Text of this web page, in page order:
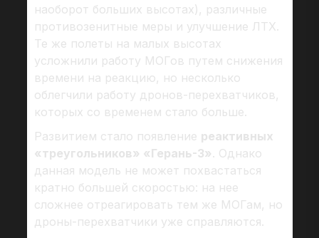
наоборот больших высотах), различные
противозенитные меры и улучшение ЛТХ.
Те же полеты на малых высотах
усложнили работу МОГов путем снижения
времени на реакцию, но несколько
облегчили работу дронов-перехватчиков,
которых со временем стало больше.
Развитием стало появление реактивных
«треугольников» «Герань-3» . Однако
данная модель не может похвастаться
кратно большей скоростью: на нее
сложнее отреагировать тем же МОГам, но
дроны-перехватчики уже справляются.